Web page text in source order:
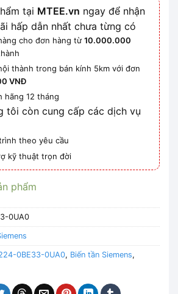
tại MTEE.vn ngay để nhận
hấp dẫn nhất chưa từng có
cho đơn hàng từ10.000.000
thành trong bán kính 5km với đơn
VNĐ
hãng 12 tháng
tôi còn cung cấp các dịch vụ
theo yêu cầu
kỹ thuật trọn đời
phẩm
0UA0
0BE33-0UA0, Biến tần Siemens,